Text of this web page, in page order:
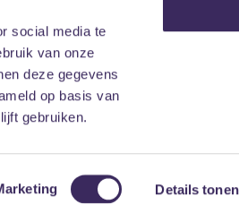
social media te
van onze
deze gegevens
op basis van
gebruiken.
Details tonen